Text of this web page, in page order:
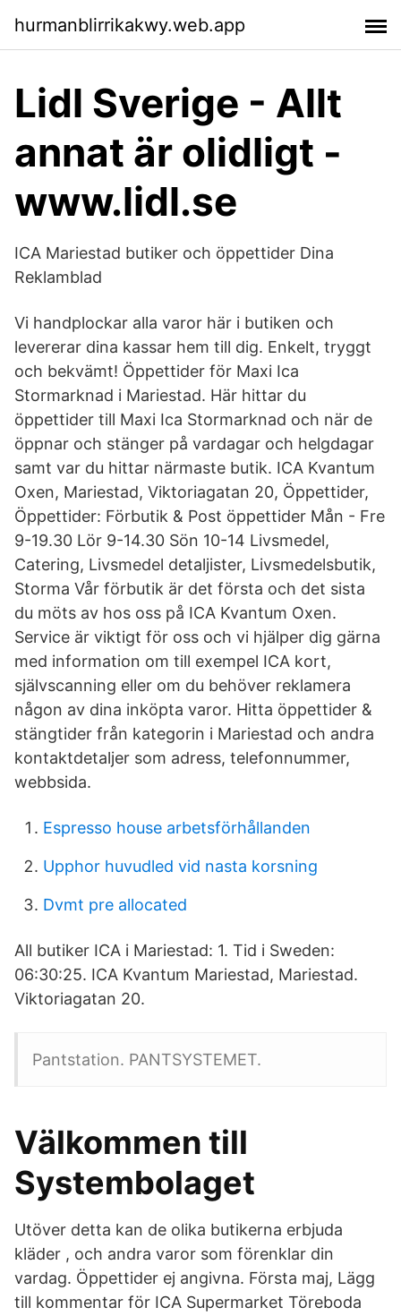
hurmanblirrikakwy.web.app
Lidl Sverige - Allt
annat är olidligt -
www.lidl.se
ICA Mariestad butiker och öppettider Dina
Reklamblad
Vi handplockar alla varor här i butiken och
levererar dina kassar hem till dig. Enkelt, tryggt
och bekvämt! Öppettider för Maxi Ica
Stormarknad i Mariestad. Här hittar du
öppettider till Maxi Ica Stormarknad och när de
öppnar och stänger på vardagar och helgdagar
samt var du hittar närmaste butik. ICA Kvantum
Oxen, Mariestad, Viktoriagatan 20, Öppettider,
Öppettider: Förbutik & Post öppettider Mån - Fre
9-19.30 Lör 9-14.30 Sön 10-14 Livsmedel,
Catering, Livsmedel detaljister, Livsmedelsbutik,
Storma Vår förbutik är det första och det sista
du möts av hos oss på ICA Kvantum Oxen.
Service är viktigt för oss och vi hjälper dig gärna
med information om till exempel ICA kort,
självscanning eller om du behöver reklamera
någon av dina inköpta varor. Hitta öppettider &
stängtider från kategorin i Mariestad och andra
kontaktdetaljer som adress, telefonnummer,
webbsida.
Espresso house arbetsförhållanden
Upphor huvudled vid nasta korsning
Dvmt pre allocated
All butiker ICA i Mariestad: 1. Tid i Sweden:
06:30:25. ICA Kvantum Mariestad, Mariestad.
Viktoriagatan 20.
Pantstation. PANTSYSTEMET.
Välkommen till
Systembolaget
Utöver detta kan de olika butikerna erbjuda
kläder , och andra varor som förenklar din
vardag. Öppettider ej angivna. Första maj, Lägg
till kommentar för ICA Supermarket Töreboda